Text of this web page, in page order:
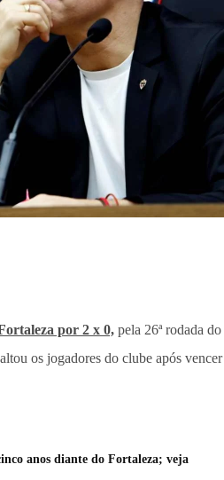
por 2 x 0, pela 26ª rodada do
os jogadores do clube após
anos diante do Fortaleza; veja